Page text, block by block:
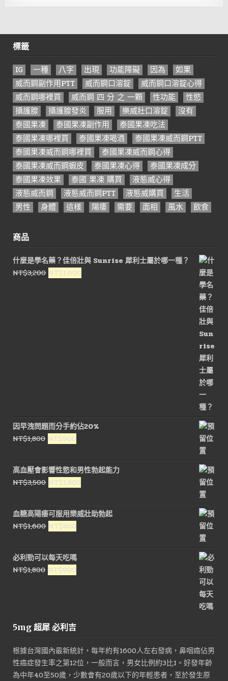
標籤
IG 一種 八字 出現 功能障礙 因為
如果
威而鋼副作用PTT
威而鋼口溶錠
威而鋼口溶錠心得
威而鋼哪裡買
威而鋼 四 分 之 一顆 性功能
性慾
攝護腺
攝護腺發炎 服用 樂威壯口溶錠
沒有
泰國果凍
泰國果凍副作用
泰國果凍吃法
泰國果凍哪裡買
泰國果凍喝酒
泰國果凍威而鋼PTT
泰國果凍威而鋼哪裡買
泰國果凍威而鋼心得
泰國果凍威而鋼蝦皮
泰國果凍心得
泰國果凍成分
泰國果凍效果
泰國 果凍 購買
液態威心得
液態威而鋼
液態威而鋼PTT 液態威購買
生活
男性
身體 這樣 陽痿 需要 面相 風水 飲食
商品
什麼是學名藥？佳倍壯與 Sunrise 犀利士屬於哪一種？
NT$3,200 原
NT$1,600
因早洩問題而分手約佔20%
NT$1,800 原
價
格：
NT$1,800。
NT$900
價
格：
NT$900。
高血壓會影響性慾和男性勃起能力
NT$3,500 原
價
格：
NT$3,500。
NT$1,800
價
格：
血糖高陽痿可服用樂威壯助勃起
NT$1,600 原
價
格：
NT$1,600。
NT$800
價
格：
NT$800。
必利勁可以每天吃嗎
NT$1,800 原
NT$900
5mg 超犀 必利吉
根據台灣國內最新統計，每年約有1600人左右發病，鼻咽癌佔男
性癌症發生率之第12位，一般而言，男女比例約3比1。好發年齡
為中年40至50歲，少數會有20歲以下的年輕患者，至於發生原